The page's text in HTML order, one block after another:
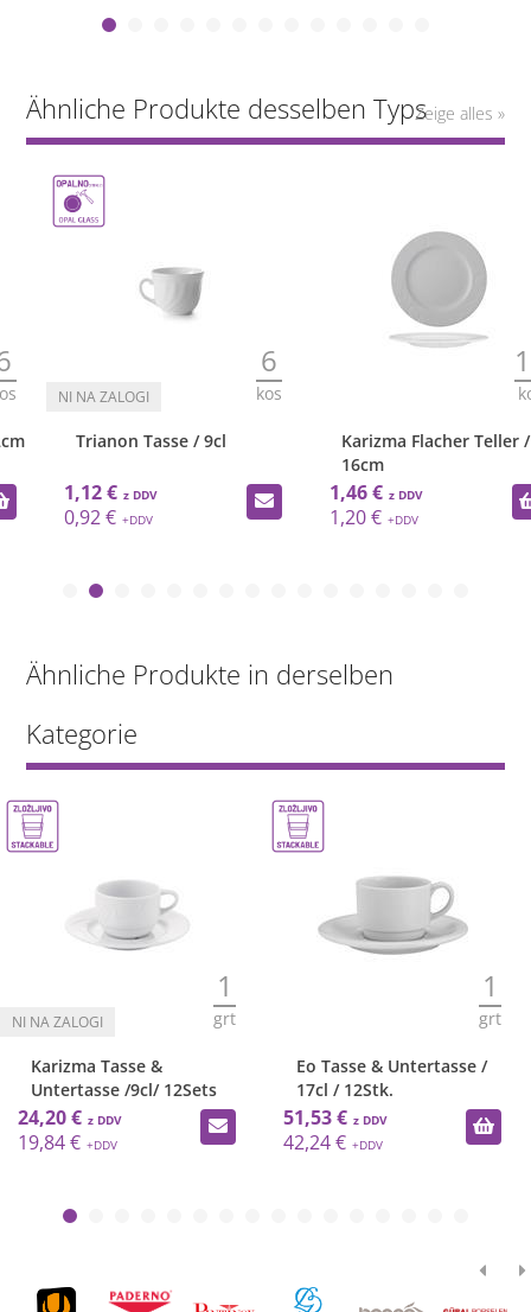
Ähnliche Produkte desselben TypsZeige alles »
Trianon Tasse / 9cl
1,12 €
0,92 €
Karizma Flacher Teller /
1,46 €
1,20 €
Ähnliche Produkte in derselben
Kategorie
1
grt
Karizma Tasse &
Untertasse /9cl/ 12Sets
24,20 €
19,84 €
1
grt
Eo Tasse & Untertasse /
17cl / 12Stk.
51,53 €
42,24 €